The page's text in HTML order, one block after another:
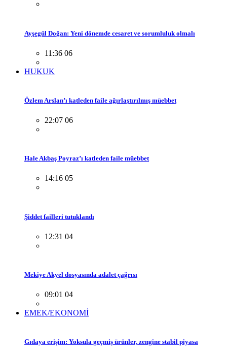
Ayşegül Doğan: Yeni dönemde cesaret ve sorumluluk olmalı
11:36 06
HUKUK
Özlem Arslan’ı katleden faile ağırlaştırılmış müebbet
22:07 06
Hale Akbaş Poyraz’ı katleden faile müebbet
14:16 05
Şiddet failleri tutuklandı
12:31 04
Mekiye Akyel dosyasında adalet çağrısı
09:01 04
EMEK/EKONOMİ
Gıdaya erişim: Yoksula geçmiş ürünler, zengine stabil piyasa